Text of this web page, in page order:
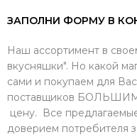
ЗАПОЛНИ ФОРМУ В
Наш ассортимент в
вкусняшки". Но какой
сами и покупаем для
поставщиков БОЛЬШИМ
цену. Все
доверием потребителя